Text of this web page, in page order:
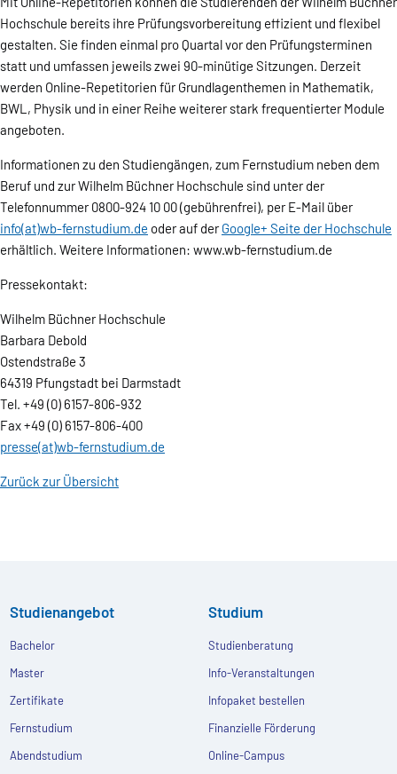
Hochschule bereits ihre Prüfungsvorbereitung effizient und flexibel
gestalten. Sie finden einmal pro Quartal vor den Prüfungsterminen
statt und umfassen jeweils zwei 90-minütige Sitzungen. Derzeit
werden Online-Repetitorien für Grundlagenthemen in Mathematik,
BWL, Physik und in einer Reihe weiterer stark frequentierter Module
angeboten.
Informationen zu den Studiengängen, zum Fernstudium neben dem
Beruf und zur Wilhelm Büchner Hochschule sind unter der
Telefonnummer 0800-924 10 00 (gebührenfrei), per E-Mail über
info(at)wb-fernstudium.de oder auf derGoogle+ Seite der Hochschule
erhältlich. Weitere Informationen: www.wb-fernstudium.de
Pressekontakt:
Wilhelm Büchner Hochschule
Barbara Debold
Ostendstraße 3
64319 Pfungstadt bei Darmstadt
Tel. +49 (0) 6157-806-932
Fax +49 (0) 6157-806-400
presse(at)wb-fernstudium.de
Zurück zur Übersicht
Studienangebot
Bachelor
Master
Zertifikate
Fernstudium
Abendstudium
Studium
Studienberatung
Info-Veranstaltungen
Infopaket bestellen
Finanzielle Förderung
Online-Campus